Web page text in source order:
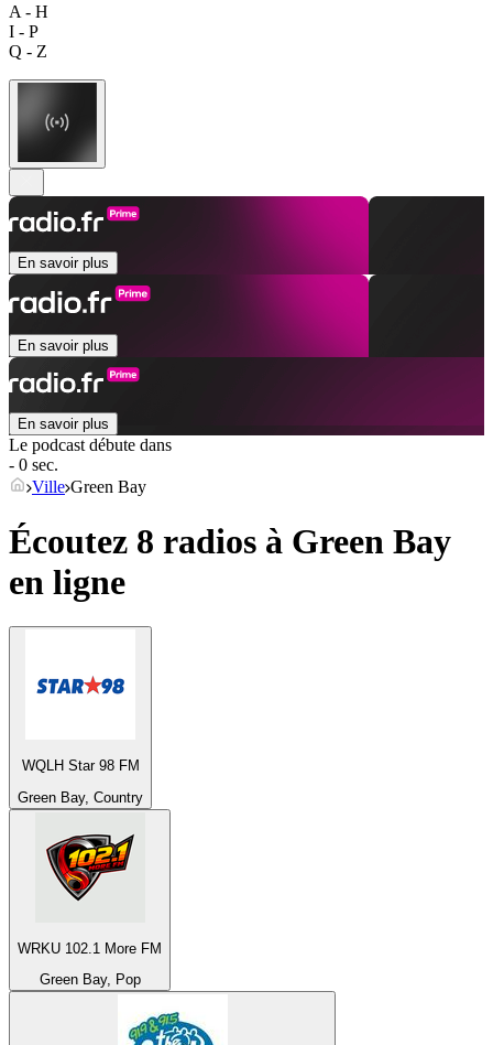
A - H
I - P
Q - Z
En savoir plus
En savoir plus
En savoir plus
Le podcast débute dans
- 0 sec.
Ville Green Bay
Écoutez 8 radios à Green Bay
en ligne
WQLH Star 98 FM
Green Bay, Country
WRKU 102.1 More FM
Green Bay, Pop